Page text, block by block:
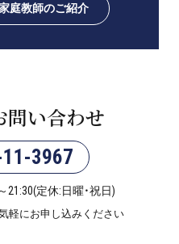
庭教師のご紹介
問い合わせ
3967
21:30(定休:日曜・祝日)
軽にお申し込みください